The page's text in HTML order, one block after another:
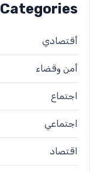
Categories
أقتصادي
أمن وقضاء
اجتماع
اجتماعي
اقتصاد